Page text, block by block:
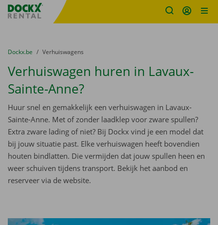
Fratello DEMO
U bevindt zich hier:
van
Dockx.be naar
Verhuiswagens
Verhuiswagen huren in Lavaux-
Sainte-Anne?
Huur snel en gemakkelijk een verhuiswagen in Lavaux-
Sainte-Anne. Met of zonder laadklep voor zware spullen?
Extra zware lading of niet? Bij Dockx vind je een model dat
bij jouw situatie past. Elke verhuiswagen heeft bovendien
houten bindlatten. Die vermijden dat jouw spullen heen en
weer schuiven tijdens transport. Bekijk het aanbod en
reserveer via de website.